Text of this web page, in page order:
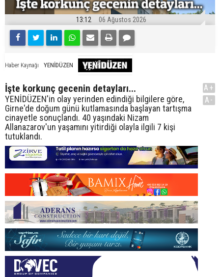
13:12 06 Ağustos 2026
Haber Kaynağı YENİDÜZEN
İşte korkunç gecenin detayları...
YENİDÜZEN'in olay yerinden edindiği bilgilere göre,
Girne'de doğum günü kutlamasında başlayan tartışma
cinayetle sonuçlandı. 40 yaşındaki Nizam
Allanazarov'un yaşamını yitirdiği olayla ilgili 7 kişi
tutuklandı.
A+
A-